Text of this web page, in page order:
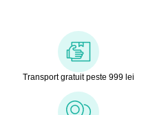
Transport gratuit peste 999 lei